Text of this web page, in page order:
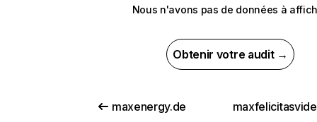
Nous n'avons pas de données à
Obtenir votre audit →
maxenergy.de